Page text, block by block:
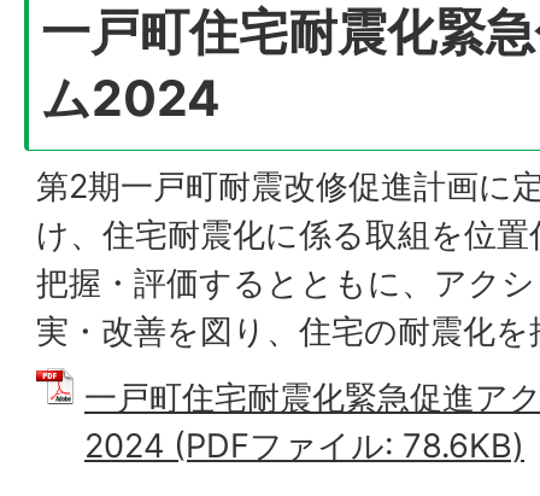
一戸町住宅耐震化緊
ム2024
第2期一戸町耐震改修促進計画に
け、住宅耐震化に係る取組を位
把握・評価するとともに、アク
実・改善を図り、住宅の耐震化
一戸町住宅耐震化緊急促進ア
2024 (PDFファイル: 78.6KB)